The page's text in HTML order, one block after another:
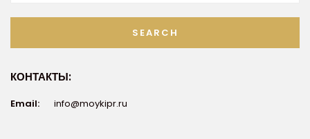
SEARCH
КОНТАКТЫ:
Email: info@moykipr.ru